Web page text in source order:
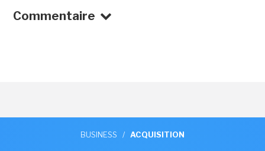
Commentaire
BUSINESS / ACQUISITION